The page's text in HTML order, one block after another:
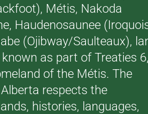
Métis, Nakoda
Haudenosaunee
(Ojibway/Saulteaux),
as part of Treaties
of the Métis. The
respects the
histories, languages,